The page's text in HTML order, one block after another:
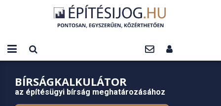
BÍRSÁGKALKULÁTOR
az építésügyi bírság meghatározásához